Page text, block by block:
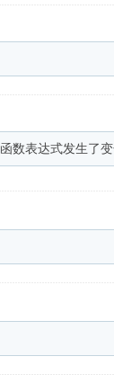
表达式发生了